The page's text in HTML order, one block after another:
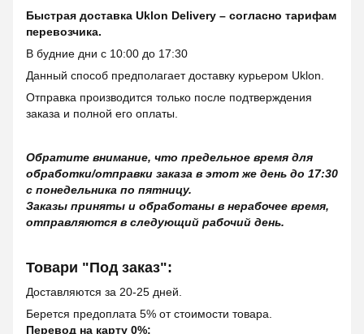
Быстрая доставка Uklon Delivery – согласно тарифам
перевозчика.
В будние дни с 10:00 до 17:30
Данный способ предполагает доставку курьером Uklon.
Отправка производится только после подтверждения
заказа и полной его оплаты.
Обратите внимание, что предельное время для
обработки/отправки заказа в этот же день до 17:30
с понедельника по пятницу.
Заказы приняты и обработаны в нерабочее время,
отправляются в следующий рабочий день.
Товари "Под заказ":
Доставляются за 20-25 дней.
Берется предоплата 5% от стоимости товара.
Перевод на карту 0%: